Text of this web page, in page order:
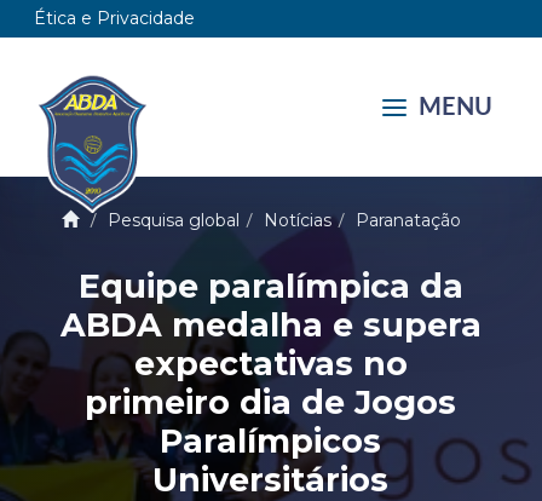
Ética e Privacidade
MENU
Pesquisa global Notícias Paranatação
Equipe paralímpica da
ABDA medalha e supera
expectativas no
primeiro dia de Jogos
Paralímpicos
Universitários